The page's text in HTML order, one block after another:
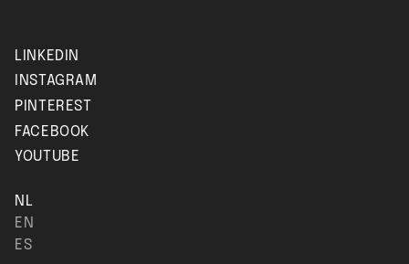
LINKEDIN
INSTAGRAM
PINTEREST
FACEBOOK
YOUTUBE
NL
EN
ES